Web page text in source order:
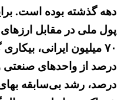
دهه گذشته بوده است.
پول ملی در مقابل
درصد، رشد بی‌سابقه بهای